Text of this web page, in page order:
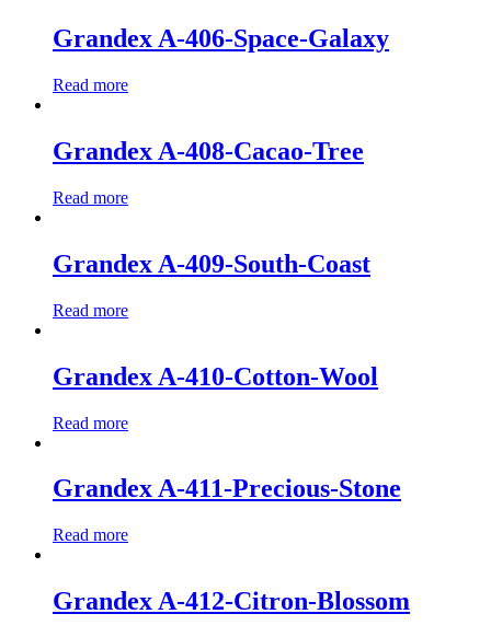
Grandex A-406-Space-Galaxy
Read more
Grandex A-408-Cacao-Tree
Read more
Grandex A-409-South-Coast
Read more
Grandex A-410-Cotton-Wool
Read more
Grandex A-411-Precious-Stone
Read more
Grandex A-412-Citron-Blossom